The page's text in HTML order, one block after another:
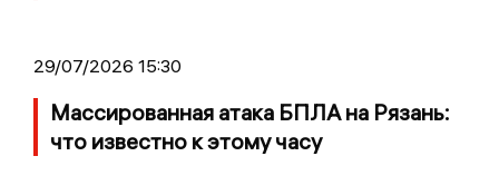
29/07/2026 15:30
Массированная атака БПЛА на Рязань:
что известно к этому часу